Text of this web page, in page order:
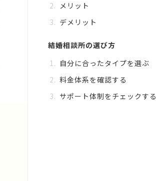
メリット
デメリット
結婚相談所の選び方
自分に合ったタイプを選ぶ
料金体系を確認する
サポート体制をチェックする